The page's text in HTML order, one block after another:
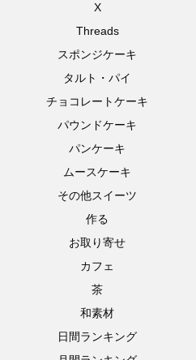
X
Threads
スポンジケーキ
タルト・パイ
チョコレートケーキ
パウンドケーキ
パンケーキ
ムースケーキ
その他スイーツ
作る
お取り寄せ
カフェ
茶
和素材
日間ランキング